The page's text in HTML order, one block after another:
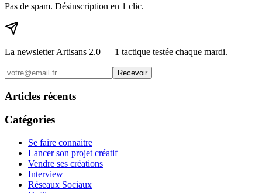
Pas de spam. Désinscription en 1 clic.
La newsletter Artisans 2.0 — 1 tactique testée chaque mardi.
Recevoir
Articles récents
Catégories
Se faire connaitre
Lancer son projet créatif
Vendre ses créations
Interview
Réseaux Sociaux